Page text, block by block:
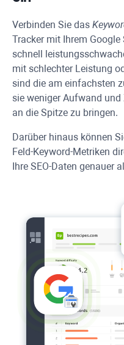
Verbinden Sie das
Trackermit Ihrem Google
schnell
mit schlechter Leistung
sind die am einfachsten
sie weniger Aufwand und
an die Spitze zu bringen.
Darüber hinaus können
Feld-Keyword-Metriken
Ihre SEO-Daten genauer